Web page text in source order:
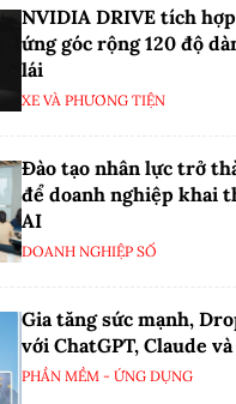
NVIDIA DRIVE tích
ứng góc rộng 120 độ
lái
XE VÀ PHƯƠNG TIỆN
Đào tạo nhân lực trở
để doanh nghiệp khai
AI
DOANH NGHIỆP SỐ
Gia tăng sức mạnh,
với ChatGPT, Claude
PHẦN MỀM - ỨNG DỤNG